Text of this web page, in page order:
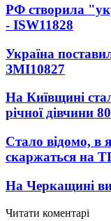
РФ створила
- ISW11828
Україна
ЗМІ10827
На Київщині
річної дівчини
Стало відомо, в
скаржаться на
На Черкащині
Читати коментарі